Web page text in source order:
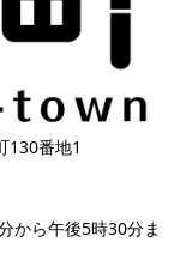
130番地1
から午後5時30分ま